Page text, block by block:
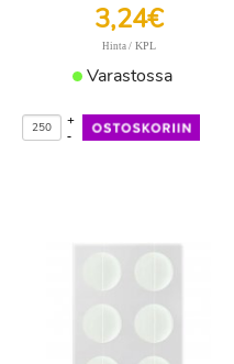
3,24€
Hinta / KPL
Varastossa
-
+